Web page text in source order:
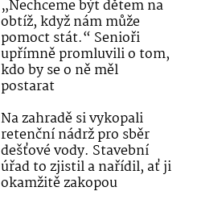
„Nechceme být dětem na
obtíž, když nám může
pomoct stát.“ Senioři
upřímně promluvili o tom,
kdo by se o ně měl
postarat
Na zahradě si vykopali
retenční nádrž pro sběr
dešťové vody. Stavební
úřad to zjistil a nařídil, ať ji
okamžitě zakopou